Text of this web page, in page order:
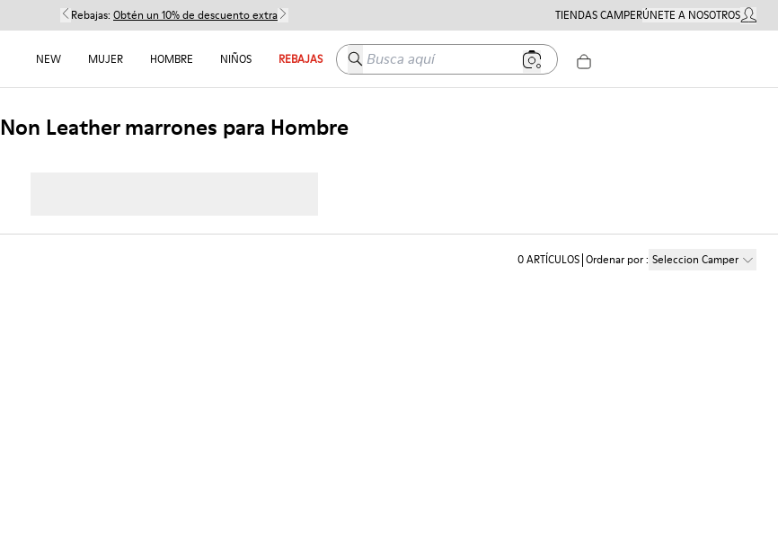
Rebajas: Obtén un 10% de descuento extra TIENDAS CAMPERÚNETE A NOSOTROSMI
NEW MUJER HOMBRE NIÑOS REBAJAS Busca aquí
Non Leather marrones para Hombre
0ARTÍCULOS Ordenar por: Seleccion Camper